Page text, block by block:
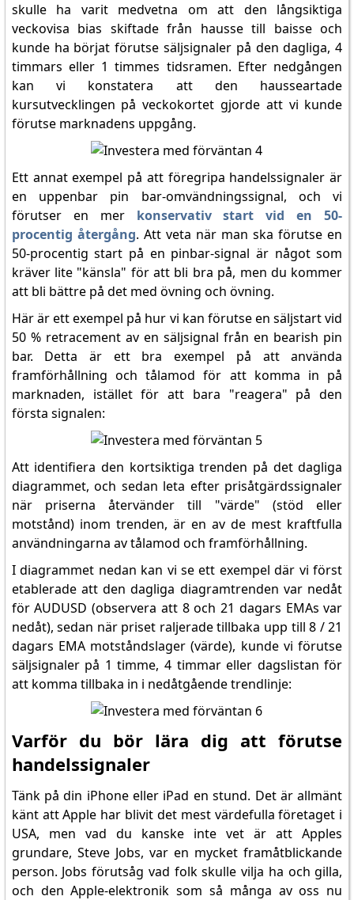
skulle ha varit medvetna om att den långsiktiga
veckovisa bias skiftade från hausse till baisse och
kunde ha börjat förutse säljsignaler på den dagliga, 4
timmars eller 1 timmes tidsramen. Efter nedgången
kan vi konstatera att den hausseartade
kursutvecklingen på veckokortet gjorde att vi kunde
förutse marknadens uppgång.
Ett annat exempel på att föregripa handelssignaler är
en uppenbar pin bar-omvändningssignal, och vi
förutser en mer konservativ start vid en 50-
procentig återgång. Att veta när man ska förutse en
50-procentig start på en pinbar-signal är något som
kräver lite "känsla" för att bli bra på, men du kommer
att bli bättre på det med övning och övning.
Här är ett exempel på hur vi kan förutse en säljstart vid
50 % retracement av en säljsignal från en bearish pin
bar. Detta är ett bra exempel på att använda
framförhållning och tålamod för att komma in på
marknaden, istället för att bara "reagera" på den
första signalen:
Att identifiera den kortsiktiga trenden på det dagliga
diagrammet, och sedan leta efter prisåtgärdssignaler
när priserna återvänder till "värde" (stöd eller
motstånd) inom trenden, är en av de mest kraftfulla
användningarna av tålamod och framförhållning.
I diagrammet nedan kan vi se ett exempel där vi först
etablerade att den dagliga diagramtrenden var nedåt
för AUDUSD (observera att 8 och 21 dagars EMAs var
nedåt), sedan när priset raljerade tillbaka upp till 8 / 21
dagars EMA motståndslager (värde), kunde vi förutse
säljsignaler på 1 timme, 4 timmar eller dagslistan för
att komma tillbaka in i nedåtgående trendlinje:
Varför du bör lära dig att förutse
handelssignaler
Tänk på din iPhone eller iPad en stund. Det är allmänt
känt att Apple har blivit det mest värdefulla företaget i
USA, men vad du kanske inte vet är att Apples
grundare, Steve Jobs, var en mycket framåtblickande
person. Jobs förutsåg vad folk skulle vilja ha och gilla,
och den Apple-elektronik som så många av oss nu